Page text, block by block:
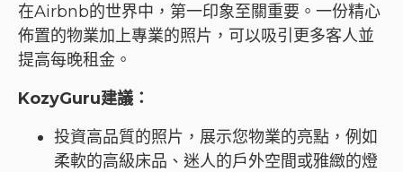
在Airbnb的世界中，第一印象至關重要。一份精心
佈置的物業加上專業的照片，可以吸引更多客人並
提高每晚租金。
KozyGuru建議：
投資高品質的照片，展示您物業的亮點，例如
柔軟的高級床品、迷人的戶外空間或雅緻的燈